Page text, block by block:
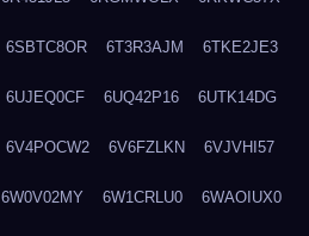
6SBTC8OR 6T3R3AJM 6TKE2JE3
6UJEQ0CF 6UQ42P16 6UTK14DG
6V4POCW2 6V6FZLKN 6VJVHI57
6W0V02MY 6W1CRLU0 6WAOIUX0